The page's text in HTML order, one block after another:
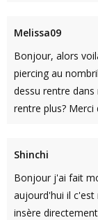
Melissa09
Bonjour, alors
piercing au
dessu rentre
rentre plus?
Shinchi
Bonjour j'ai fait
aujourd'hui il
insère